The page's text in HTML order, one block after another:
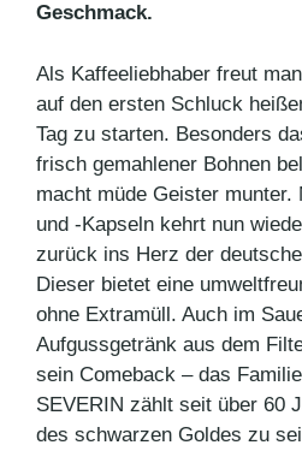
Geschmack.
Als Kaffeeliebhaber freut
auf den ersten Schluck
Tag zu starten. Besonders
frisch gemahlener Bohnen
macht müde Geister munter.
und -Kapseln kehrt nun
zurück ins Herz der
Dieser bietet eine
ohne Extramüll. Auch im
Aufgussgetränk aus dem
sein Comeback – das
SEVERIN zählt seit über 60
des schwarzen Goldes zu